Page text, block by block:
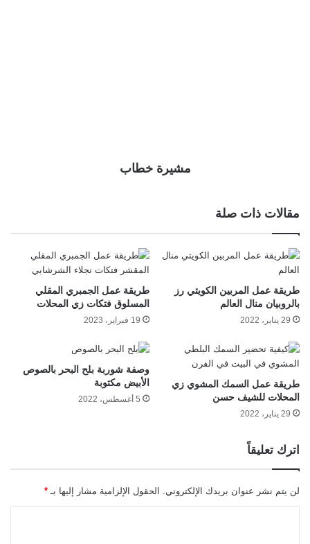
مشيرة خطاب
مقالات ذات صلة
طريقة عمل المربين الكويتي رز
بالروبيان منال العالم
29 يناير، 2022
طريقة عمل الجمبري المقلي
المسلوق فتكات زي المحلات
19 فبراير، 2023
طريقة عمل السمك المشوي زي
المحلات للشيف حسن
29 يناير، 2022
وصفة شوربة بلح البحر بالصوص
الأبيض مكتوبة
5 أغسطس، 2022
اترك تعليقاً
لن يتم نشر عنوان بريدك الإلكتروني. الحقول الإلزامية مشار إليها بـ *